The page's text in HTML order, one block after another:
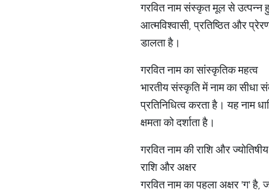
गरवित नाम संस्कृत मूल से उत्पन्न
आत्मविश्वासी, प्रतिष्ठित और
डालता है।
गरवित नाम का सांस्कृतिक महत्व
भारतीय संस्कृति में नाम का सीधा
प्रतिनिधित्व करता है। यह नाम
क्षमता को दर्शाता है।
गरवित नाम की राशि और
राशि और अक्षर
गरवित नाम का पहला अक्षर 'ग'